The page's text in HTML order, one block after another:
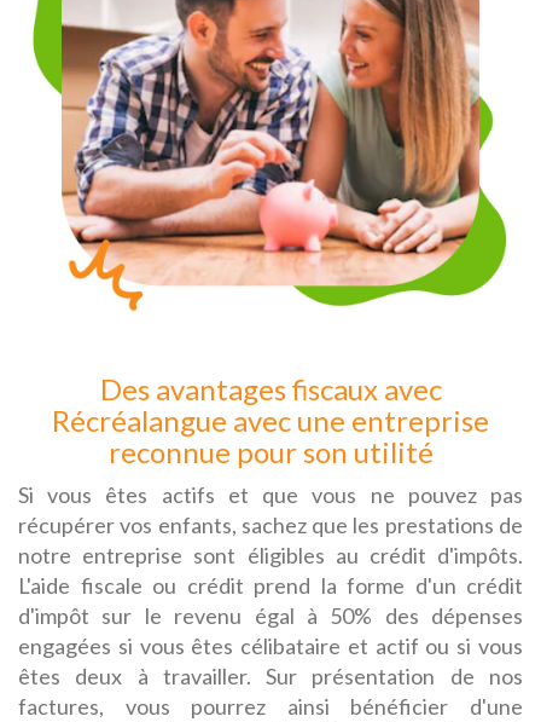
Des avantages fiscaux avec
Récréalangue avec une entreprise
reconnue pour son utilité
Si vous êtes actifs et que vous ne pouvez pas
récupérer vos enfants, sachez que les prestations de
notre entreprise sont éligibles au crédit d'impôts.
L'aide fiscale ou crédit prend la forme d'un crédit
d'impôt sur le revenu égal à 50% des dépenses
engagées si vous êtes célibataire et actif ou si vous
êtes deux à travailler. Sur présentation de nos
factures, vous pourrez ainsi bénéficier d'une